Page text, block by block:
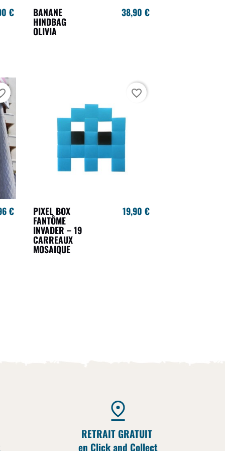
€ BANANE
HINDBAG
OLIVIA
38,90 €
€ PIXEL BOX
FANTÔME
INVADER – 19
CARREAUX
MOSAIQUE
19,90 €
favorite_border
RETRAIT GRATUIT
en Click and Collect